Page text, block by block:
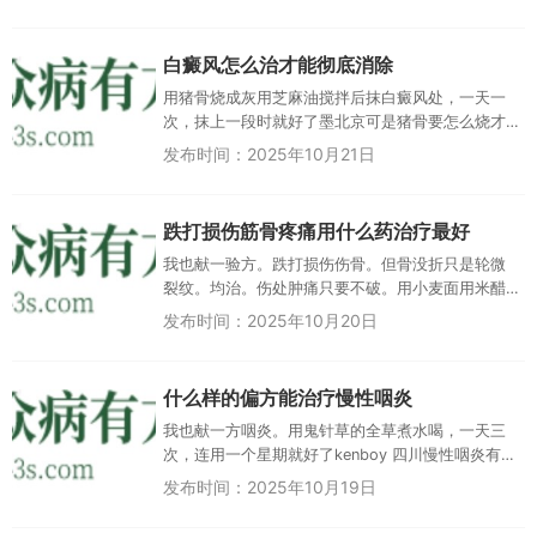
白癜风怎么治才能彻底消除
用猪骨烧成灰用芝麻油搅拌后抹白癜风处，一天一
次，抹上一段时就好了墨北京可是猪骨要怎么烧才
能成灰静水深流 广东回复墨：炭荣 江苏要是这个有
发布时间：2025年10月21日
跌打损伤筋骨疼痛用什么药治疗最好
我也献一验方。跌打损伤伤骨。但骨没折只是轮微
裂纹。均治。伤处肿痛只要不破。用小麦面用米醋
发布时间：2025年10月20日
什么样的偏方能治疗慢性咽炎
我也献一方咽炎。用鬼针草的全草煮水喝，一天三
次，连用一个星期就好了kenboy 四川慢性咽炎有效
吗？我老婆是慢性咽炎路人乙 江苏回复kenboy：试
发布时间：2025年10月19日